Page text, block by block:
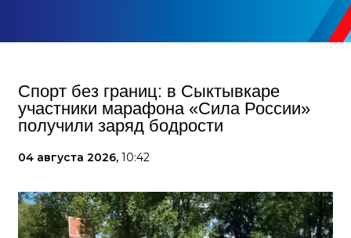
Спорт без границ: в Сыктывкаре
участники марафона «Сила России»
получили заряд бодрости
04 августа 2026, 10:42